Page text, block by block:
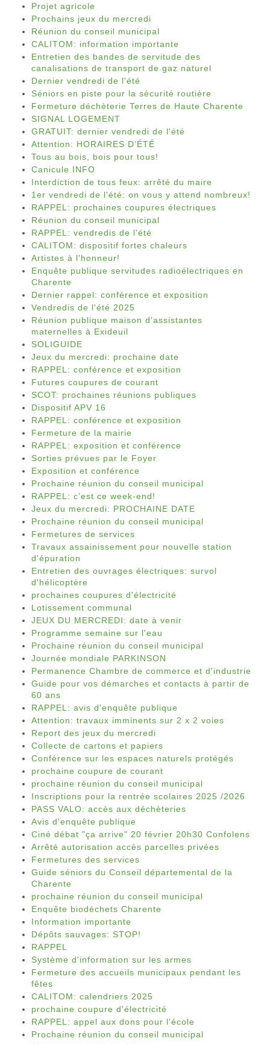
Projet agricole
Prochains jeux du mercredi
Réunion du conseil municipal
CALITOM: information importante
Entretien des bandes de servitude des
canalisations de transport de gaz naturel
Dernier vendredi de l'été
Séniors en piste pour la sécurité routière
Fermeture déchèterie Terres de Haute Charente
SIGNAL LOGEMENT
GRATUIT: dernier vendredi de l'été
Attention: HORAIRES D'ÉTÉ
Tous au bois, bois pour tous!
Canicule INFO
Interdiction de tous feux: arrêté du maire
1er vendredi de l'été: on vous y attend nombreux!
RAPPEL: prochaines coupures électriques
Réunion du conseil municipal
RAPPEL: vendredis de l'été
CALITOM: dispositif fortes chaleurs
Artistes à l'honneur!
Enquête publique servitudes radioélectriques en
Charente
Dernier rappel: conférence et exposition
Vendredis de l'été 2025
Réunion publique maison d'assistantes
maternelles à Exideuil
SOLIGUIDE
Jeux du mercredi: prochaine date
RAPPEL: conférence et exposition
Futures coupures de courant
SCOT: prochaines réunions publiques
Dispositif APV 16
RAPPEL: conférence et exposition
Fermeture de la mairie
RAPPEL: exposition et conférence
Sorties prévues par le Foyer
Exposition et conférence
Prochaine réunion du conseil municipal
RAPPEL: c'est ce week-end!
Jeux du mercredi: PROCHAINE DATE
Prochaine réunion du conseil municipal
Fermetures de services
Travaux assainissement pour nouvelle station
d'épuration
Entretien des ouvrages électriques: survol
d'hélicoptère
prochaines coupures d'électricité
Lotissement communal
JEUX DU MERCREDI: date à venir
Programme semaine sur l'eau
Prochaine réunion du conseil municipal
Journée mondiale PARKINSON
Permanence Chambre de commerce et d'industrie
Guide pour vos démarches et contacts à partir de
60 ans
RAPPEL: avis d'enquête publique
Attention: travaux imminents sur 2 x 2 voies
Report des jeux du mercredi
Collecte de cartons et papiers
Conférence sur les espaces naturels protégés
prochaine coupure de courant
prochaine réunion du conseil municipal
Inscriptions pour la rentrée scolaires 2025 /2026
PASS VALO: accès aux déchèteries
Avis d'enquête publique
Ciné débat "ça arrive" 20 février 20h30 Confolens
Arrêté autorisation accès parcelles privées
Fermetures des services
Guide séniors du Conseil départemental de la
Charente
prochaine réunion du conseil municipal
Enquête biodéchets Charente
Information importante
Dépôts sauvages: STOP!
RAPPEL
Système d'information sur les armes
Fermeture des accueils municipaux pendant les
fêtes
CALITOM: calendriers 2025
prochaine coupure d'électricité
RAPPEL: appel aux dons pour l'école
Prochaine réunion du conseil municipal